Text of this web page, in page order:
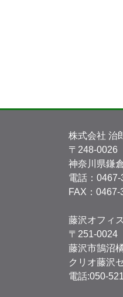
株式会社 治
〒248-0026
神奈川県鎌
電話：0467-
FAX：0467-
藤沢オフィス
〒251-0024
藤沢市鵠沼
クリオ藤沢
電話:050-